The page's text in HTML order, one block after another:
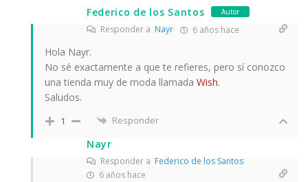
Federico de los Santos Autor
Responder a Nayr 6 años hace
Hola Nayr.
No sé exactamente a que te refieres, pero sí conozco
una tienda muy de moda llamada Wish.
Saludos.
1 Responder
Nayr
Responder a Federico de los Santos
6 años hace